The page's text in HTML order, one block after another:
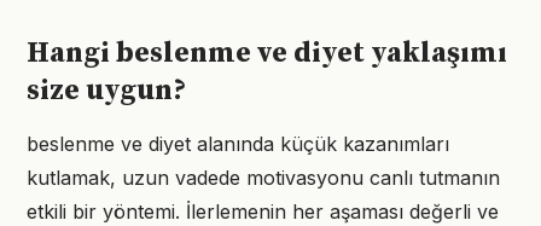
Hangi beslenme ve diyet yaklaşımı
size uygun?
beslenme ve diyet alanında küçük kazanımları
kutlamak, uzun vadede motivasyonu canlı tutmanın
etkili bir yöntemi. İlerlemenin her aşaması değerli ve